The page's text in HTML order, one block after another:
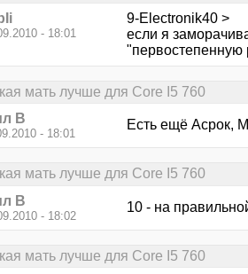
- 18:01
9-Electronik40 >
если я
мать лучше для Core I5 760
В
- 18:01
Есть ещё Асрок,
мать лучше для Core I5 760
В
- 18:02
10 - на
мать лучше для Core I5 760